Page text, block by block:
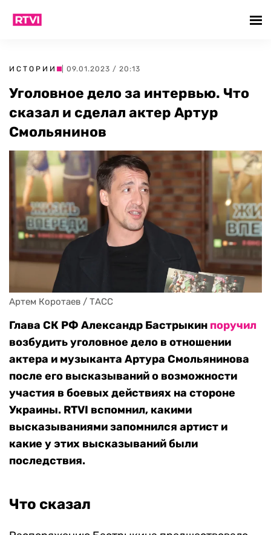
ИСТОРИИ | 09.01.2023 / 20:13
Уголовное дело за интервью. Что
сказал и сделал актер Артур
Смольянинов
Артем Коротаев / ТАСС
Глава СК РФ Александр Бастрыкин поручил
возбудить уголовное дело в отношении
актера и музыканта Артура Смольянинова
после его высказываний о возможности
участия в боевых действиях на стороне
Украины. RTVI вспомнил, какими
высказываниями запомнился артист и
какие у этих высказываний были
последствия.
Что сказал